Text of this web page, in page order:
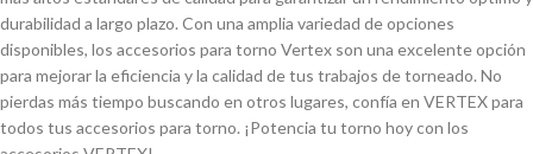
durabilidad a largo plazo. Con una amplia variedad de opciones
disponibles, los accesorios para torno Vertex son una excelente opción
para mejorar la eficiencia y la calidad de tus trabajos de torneado. No
pierdas más tiempo buscando en otros lugares, confí­a en VERTEX para
todos tus accesorios para torno. ¡Potencia tu torno hoy con los